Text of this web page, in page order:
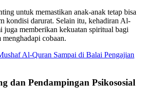
untuk memastikan anak-anak tetap bisa
kondisi darurat. Selain itu, kehadiran Al-
juga memberikan kekuatan spiritual bagi
cobaan.
Al-Quran Sampai di Balai Pengajian
dan Pendampingan Psikososial